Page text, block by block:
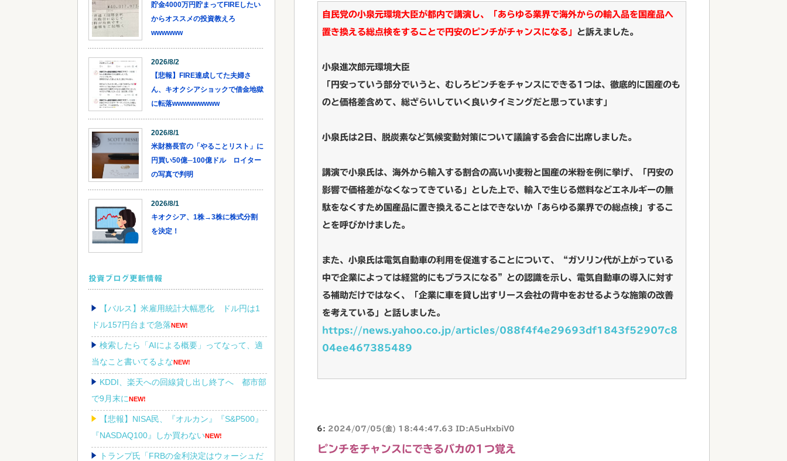
自民党の小泉元環境大臣が都内で講演し、「あらゆる業界で海外からの輸入品を国産品へ
置き換える総点検をすることで円安のピンチがチャンスになる」 と訴えました。
小泉進次郎元環境大臣
「円安っていう部分でいうと、むしろピンチをチャンスにできる1つは、徹底的に国産のも
のと価格差含めて、総ざらいしていく良いタイミングだと思っています」
小泉氏は2日、脱炭素など気候変動対策について議論する会合に出席しました。
講演で小泉氏は、海外から輸入する割合の高い小麦粉と国産の米粉を例に挙げ、「円安の
影響で価格差がなくなってきている」とした上で、輸入で生じる燃料などエネルギーの無
駄をなくすため国産品に置き換えることはできないか「あらゆる業界での総点検」するこ
とを呼びかけました。
また、小泉氏は電気自動車の利用を促進することについて、“ガソリン代が上がっている
中で企業によっては経営的にもプラスになる”との認識を示し、電気自動車の導入に対す
る補助だけではなく、「企業に車を貸し出すリース会社の背中をおせるような施策の改善
を考えている」と話しました。
https://news.yahoo.co.jp/articles/088f4f4e29693df1843f52907c8
04ee467385489
6: 2024/07/05(金) 18:44:47.63 ID:A5uHxbiV0
ピンチをチャンスにできるバカの1つ覚え
貯金4000万円貯まってFIREしたい
からオススメの投資教えろ
wwwwww
2026/8/2
【悲報】FIRE達成してた夫婦さ
ん、キオクシアショックで借金地獄
に転落wwwwwwwww
2026/8/1
米財務長官の「やることリスト」に
円買い50億─100億ドル ロイター
の写真で判明
2026/8/1
キオクシア、1株→3株に株式分割
を決定！
投資ブログ更新情報
【バルス】米雇用統計大幅悪化 ドル円は1
ドル157円台まで急落NEW!
検索したら「AIによる概要」ってなって、適
当なこと書いてるよなNEW!
KDDI、楽天への回線貸し出し終了へ 都市部
で9月末にNEW!
【悲報】NISA民、『オルカン』『S&P500』
『NASDAQ100』しか買わないNEW!
トランプ氏「FRBの金利決定はウォーシュだ